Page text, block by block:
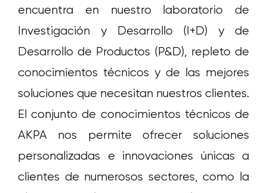
encuentra en nuestro laboratorio de
Investigación y Desarrollo (I+D) y de
Desarrollo de Productos (P&D), repleto de
conocimientos técnicos y de las mejores
soluciones que necesitan nuestros clientes.
El conjunto de conocimientos técnicos de
AKPA nos permite ofrecer soluciones
personalizadas e innovaciones únicas a
clientes de numerosos sectores, como la